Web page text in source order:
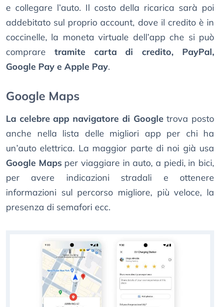
e collegare l’auto. Il costo della ricarica sarà poi
addebitato sul proprio account, dove il credito è in
coccinelle, la moneta virtuale dell’app che si può
comprare tramite carta di credito, PayPal,
Google Pay e Apple Pay.
Google Maps
La celebre app navigatore di Googletrova posto
anche nella lista delle migliori app per chi ha
un’auto elettrica. La maggior parte di noi già usa
Google Mapsper viaggiare in auto, a piedi, in bici,
per avere indicazioni stradali e ottenere
informazioni sul percorso migliore, più veloce, la
presenza di semafori ecc.